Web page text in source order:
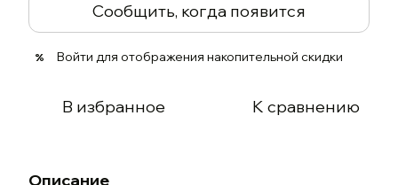
Сообщить, когда появится
% Войти для отображения накопительной скидки
В избранное К сравнению
Описание